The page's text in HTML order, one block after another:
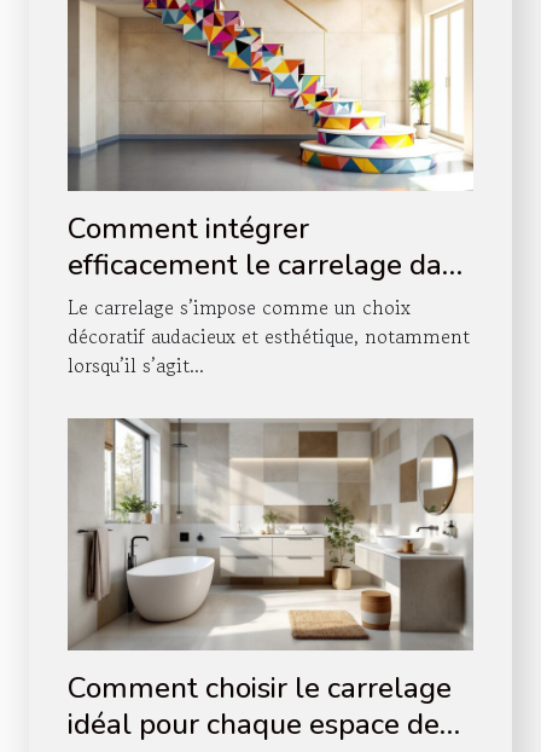
Comment intégrer
efficacement le carrelage dans
votre décoration d'escalier ?
Le carrelage s’impose comme un choix
décoratif audacieux et esthétique, notamment
lorsqu’il s’agit...
Comment choisir le carrelage
idéal pour chaque espace de